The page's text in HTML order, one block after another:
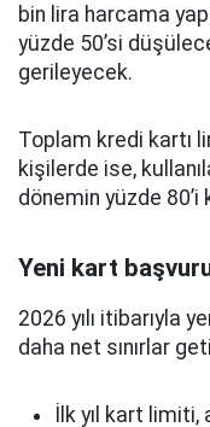
bin lira harcama
yüzde 50’si
gerileyecek.
Toplam kredi kartı
kişilerde ise,
dönemin yüzde
Yeni kart
2026 yılı itibarıyla
daha net sınırlar
İlk yıl kart